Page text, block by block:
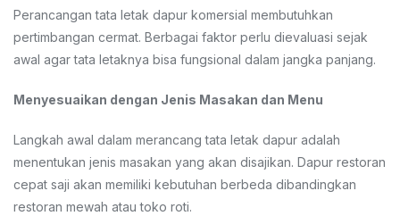
Perancangan tata letak dapur komersial membutuhkan
pertimbangan cermat. Berbagai faktor perlu dievaluasi sejak
awal agar tata letaknya bisa fungsional dalam jangka panjang.
Menyesuaikan dengan Jenis Masakan dan Menu
Langkah awal dalam merancang tata letak dapur adalah
menentukan jenis masakan yang akan disajikan. Dapur restoran
cepat saji akan memiliki kebutuhan berbeda dibandingkan
restoran mewah atau toko roti.